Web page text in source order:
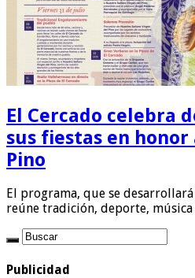
El Cercado celebra
sus fiestas en
Pino
El programa, que se
reúne tradición, deporte,
Publicidad